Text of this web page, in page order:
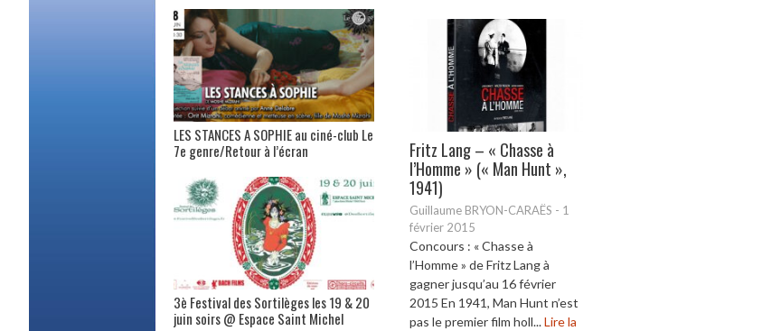
Fritz Lang – « Chasse à
l’Homme » (« Man Hunt »,
1941)
Guillaume BRYON-CARAËS - 1
février 2015
Concours : « Chasse à
l’Homme » de Fritz Lang à
gagner jusqu’au 16 février
2015 En 1941, Man Hunt n’est
pas le premier film holl...Lire la
LES STANCES A SOPHIE au ciné-club Le
7e genre/Retour à l’écran
3è Festival des Sortilèges les 19 & 20
juin soirs @ Espace Saint Michel